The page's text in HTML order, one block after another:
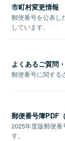
市町村変更情報
郵便番号を公表し
しています。
よくあるご質問
郵便番号に関する
郵便番号簿PDF
2025年度版郵便
す。